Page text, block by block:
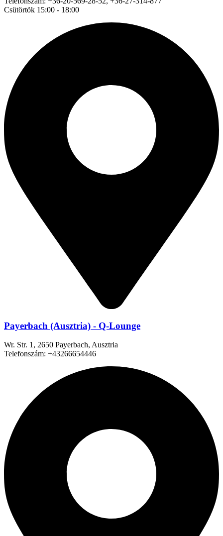
Csütörtök 15:00 - 18:00
Payerbach (Ausztria) - Q-Lounge
Wr. Str. 1, 2650 Payerbach, Ausztria
Telefonszám: +43266654446